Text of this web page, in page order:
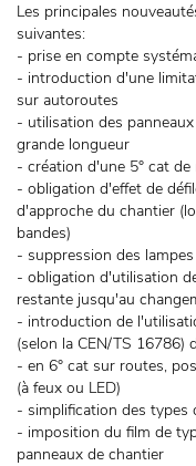
Les principales
suivantes:
- prise en compte
- introduction d'une
sur autoroutes
- utilisation des
grande longueur
- création d'une 5° cat de
- obligation d'effet de
d'approche du chantier
bandes)
- suppression des
- obligation d'utilisation
restante jusqu'au
- introduction de
(selon la CEN/TS 16786)
- en 6° cat sur routes,
(à feux ou LED)
- simplification des types
- imposition du film de
panneaux de chantier